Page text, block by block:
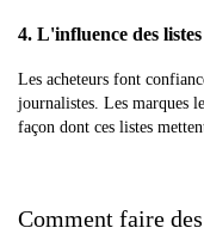
4. L'influence des
Les acheteurs font
journalistes. Les marques
façon dont ces listes
Comment faire